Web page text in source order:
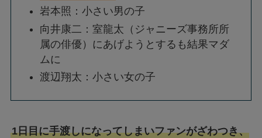
岩本照：小さい男の子
向井康二：室龍太（ジャニーズ事務所所
属の俳優）にあげようとするも結果マダ
ムに
渡辺翔太：小さい女の子
1日目に手渡しになってしまいファンがざわつき、